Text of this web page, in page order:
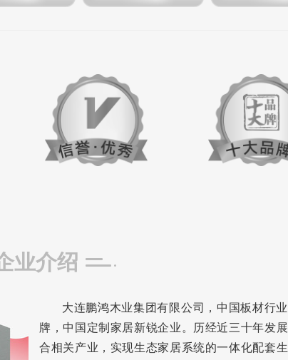
业介绍
大连鹏鸿木业集团有限公司，中国板材行
牌，中国定制家居新锐企业。历经近三十年发
合相关产业，实现生态家居系统的一体化配套